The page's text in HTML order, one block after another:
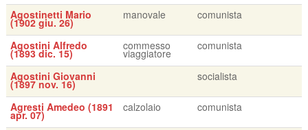
Agostinetti Mario
(1902 giu. 26)
manovale comunista
Agostini Alfredo
(1893 dic. 15)
commesso
viaggiatore
comunista
Agostini Giovanni
(1897 nov. 16)
socialista
Agresti Amedeo (1891
apr. 07)
calzolaio comunista